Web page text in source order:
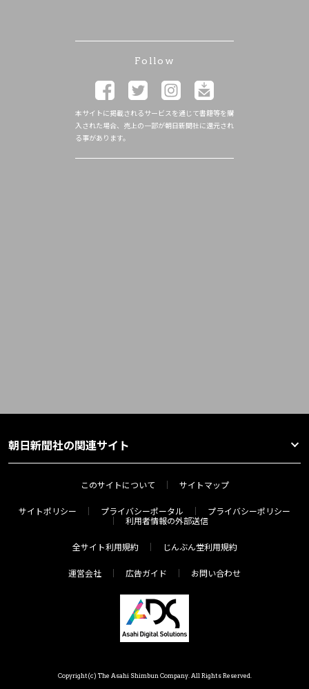
Follow
本サイトに掲載されるサービスを通じて書籍等を購
入された場合、売上の一部が朝日新聞社に還元され
る事があります。
朝日新聞社の関連サイト
このサイトについて サイトマップ
サイトポリシー プライバシーポータル
プライバシーポリシー
利用者情報の外部送信
全サイト利用規約 じんぶん堂利用規約
運営会社 広告ガイド お問い合わせ
Copyright(c) The Asahi Shimbun Company. All Rights Reserved.